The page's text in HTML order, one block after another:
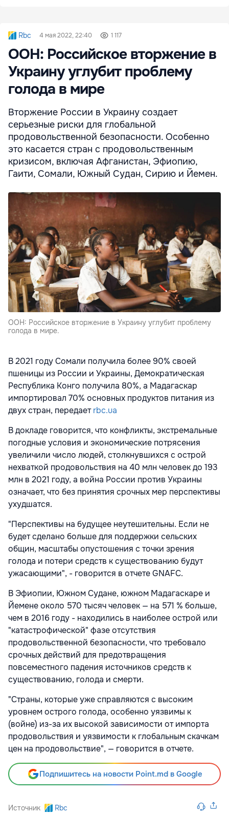
Rbc 4 мая 2022, 22:40 1 117
ООН: Российское вторжение в
Украину углубит проблему
голода в мире
Вторжение России в Украину создает
серьезные риски для глобальной
продовольственной безопасности. Особенно
это касается стран с продовольственным
кризисом, включая Афганистан, Эфиопию,
Гаити, Сомали, Южный Судан, Сирию и Йемен.
ООН: Российское вторжение в Украину углубит проблему
голода в мире.
В 2021 году Сомали получила более 90% своей
пшеницы из России и Украины, Демократическая
Республика Конго получила 80%, а Мадагаскар
импортировал 70% основных продуктов питания из
двух стран, передаетrbc.ua
В докладе говорится, что конфликты, экстремальные
погодные условия и экономические потрясения
увеличили число людей, столкнувшихся с острой
нехваткой продовольствия на 40 млн человек до 193
млн в 2021 году, а война России против Украины
означает, что без принятия срочных мер перспективы
ухудшатся.
"Перспективы на будущее неутешительны. Если не
будет сделано больше для поддержки сельских
общин, масштабы опустошения с точки зрения
голода и потери средств к существованию будут
ужасающими", - говорится в отчете GNAFC.
В Эфиопии, Южном Судане, южном Мадагаскаре и
Йемене около 570 тысяч человек — на 571 % больше,
чем в 2016 году - находились в наиболее острой или
"катастрофической" фазе отсутствия
продовольственной безопасности, что требовало
срочных действий для предотвращения
повсеместного падения источников средств к
существованию, голода и смерти.
"Страны, которые уже справляются с высоким
уровнем острого голода, особенно уязвимы к
(войне) из-за их высокой зависимости от импорта
продовольствия и уязвимости к глобальным скачкам
цен на продовольствие", — говорится в отчете.
Подпишитесь на новости Point.md в Google
Источник Rbc